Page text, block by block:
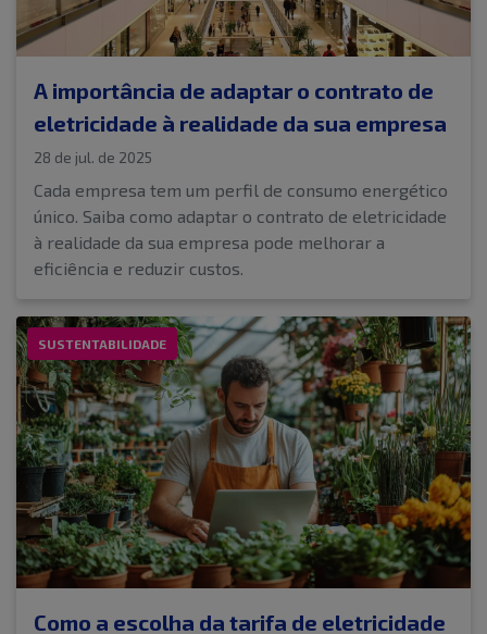
A importância de adaptar o contrato de
eletricidade à realidade da sua empresa
28 de jul. de 2025
Cada empresa tem um perfil de consumo energético
único. Saiba como adaptar o contrato de eletricidade
à realidade da sua empresa pode melhorar a
eficiência e reduzir custos.
SUSTENTABILIDADE
Como a escolha da tarifa de eletricidade